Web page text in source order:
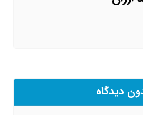
دیدگاه